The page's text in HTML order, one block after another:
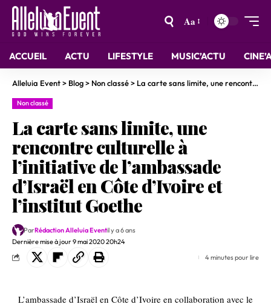
Aa
ACCUEIL ACTU LIFESTYLE MUSIC’ACTU
Alleluia Event> Blog> Non classé> La carte sans limite, une rencontre culturelle à l’initiative de l’ambassade d’Israël en Côte d’Ivoire et l’institut Goethe
Non classé
La carte sans limite, une
rencontre culturelle à
l’initiative de l’ambassade
d’Israël en Côte d’Ivoire et
l’institut Goethe
Dernière mise à jour 9 mai 2020 20h24
ParRédaction Alleluia Eventil y a 6 ans
4 minutes pour lire
L’ambassade d’Israël en Côte d’Ivoire en collaboration avec le